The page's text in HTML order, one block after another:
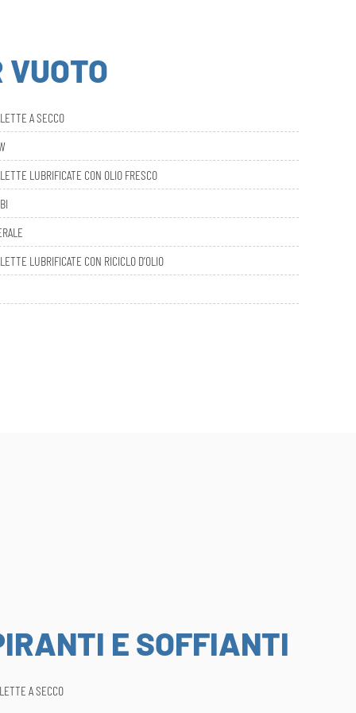
VUOTO
A SECCO
LUBRIFICATE CON OLIO FRESCO
LUBRIFICATE CON RICICLO D’OLIO
E SOFFIANTI
A SECCO